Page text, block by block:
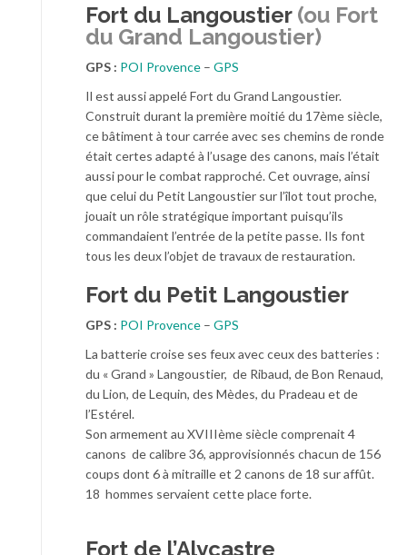
Fort du Langoustier (ou Fort
du Grand Langoustier)
GPS : POI Provence – GPS
Il est aussi appelé Fort du Grand Langoustier.
Construit durant la première moitié du 17ème siècle,
ce bâtiment à tour carrée avec ses chemins de ronde
était certes adapté à l’usage des canons, mais l’était
aussi pour le combat rapproché. Cet ouvrage, ainsi
que celui du Petit Langoustier sur l’îlot tout proche,
jouait un rôle stratégique important puisqu’ils
commandaient l’entrée de la petite passe. Ils font
tous les deux l’objet de travaux de restauration.
Fort du Petit Langoustier
GPS : POI Provence – GPS
La batterie croise ses feux avec ceux des batteries :
du « Grand » Langoustier, de Ribaud, de Bon Renaud,
du Lion, de Lequin, des Mèdes, du Pradeau et de
l’Estérel.
Son armement au XVIIIème siècle comprenait 4
canons de calibre 36, approvisionnés chacun de 156
coups dont 6 à mitraille et 2 canons de 18 sur affût.
18 hommes servaient cette place forte.
Fort de l’Alycastre